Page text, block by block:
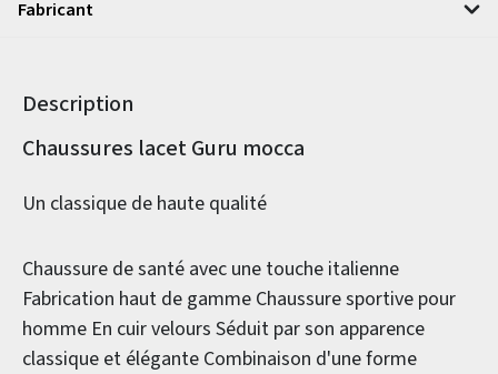
Fabricant
Description
Informations sur le produit
Chaussures lacet Guru mocca
Un classique de haute qualité
Chaussure de santé avec une touche italienne
Fabrication haut de gamme Chaussure sportive pour
homme En cuir velours Séduit par son apparence
classique et élégante Combinaison d'une forme